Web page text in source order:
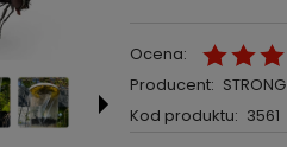
Ocena:
Producent: STRONG
Kod produktu: 3561